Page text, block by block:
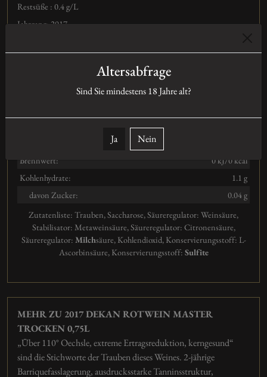
Altersabfrage
Sind Sie mindestens18Jahre alt?
Ja Nein
Restsüße : 0.4 g/L
Jahrgang: 2017
Abfüller: : R. Studier, Am Hohen Weg 2, DE-67158, Ellerstadt
100ml enthalten durchschnittlich:
Brennwert:
0 kJ/0 kcal
Kohlenhydrate:
1.1 g
davon Zucker:
0.04 g
Zutatenliste: Trauben, Saccharose, Säureregulator: Weinsäure,
Stabilisator: Metaweinsäure, Säureregulator: Citronensäure,
Säureregulator: Milchsäure, Kohlendioxid, Konservierungsstoff: L-
Ascorbinsäure, Konservierungsstoff: Sulfite
MEHR ZU 2017 DEKAN ROTWEIN MASTER
TROCKEN 0,75L
„Über 110° Oechsle, extreme Ertragsreduktion, kerngesund“
sind die Stichworte der Trauben dieses Weines. 2-jährige
Barriquefasslagerung, ausdrucksstarke Tanninsstruktur,